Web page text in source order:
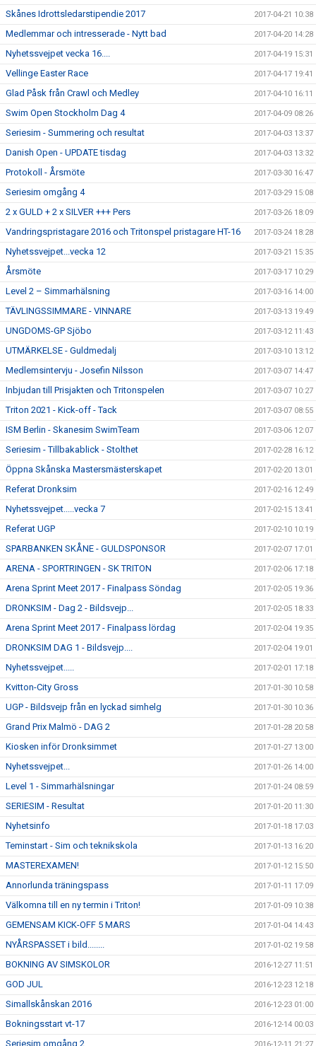
Skånes Idrottsledarstipendie 2017 2017-04-21 10:38
Medlemmar och intresserade - Nytt bad 2017-04-20 14:28
Nyhetssvejpet vecka 16.... 2017-04-19 15:31
Vellinge Easter Race 2017-04-17 19:41
Glad Påsk från Crawl och Medley 2017-04-10 16:11
Swim Open Stockholm Dag 4 2017-04-09 08:26
Seriesim - Summering och resultat 2017-04-03 13:37
Danish Open - UPDATE tisdag 2017-04-03 13:32
Protokoll - Årsmöte 2017-03-30 16:47
Seriesim omgång 4 2017-03-29 15:08
2 x GULD + 2 x SILVER +++ Pers 2017-03-26 18:09
Vandringspristagare 2016 och Tritonspel pristagare HT-16 2017-03-24 18:28
Nyhetssvejpet...vecka 12 2017-03-21 15:35
Årsmöte 2017-03-17 10:29
Level 2 – Simmarhälsning 2017-03-16 14:00
TÄVLINGSSIMMARE - VINNARE 2017-03-13 19:49
UNGDOMS-GP Sjöbo 2017-03-12 11:43
UTMÄRKELSE - Guldmedalj 2017-03-10 13:12
Medlemsintervju - Josefin Nilsson 2017-03-07 14:47
Inbjudan till Prisjakten och Tritonspelen 2017-03-07 10:27
Triton 2021 - Kick-off - Tack 2017-03-07 08:55
ISM Berlin - Skanesim SwimTeam 2017-03-06 12:07
Seriesim - Tillbakablick - Stolthet 2017-02-28 16:12
Öppna Skånska Mastersmästerskapet 2017-02-20 13:01
Referat Dronksim 2017-02-16 12:49
Nyhetssvejpet.....vecka 7 2017-02-15 13:41
Referat UGP 2017-02-10 10:19
SPARBANKEN SKÅNE - GULDSPONSOR 2017-02-07 17:01
ARENA - SPORTRINGEN - SK TRITON 2017-02-06 17:18
Arena Sprint Meet 2017 - Finalpass Söndag 2017-02-05 19:36
DRONKSIM - Dag 2 - Bildsvejp... 2017-02-05 18:33
Arena Sprint Meet 2017 - Finalpass lördag 2017-02-04 19:35
DRONKSIM DAG 1 - Bildsvejp.... 2017-02-04 19:01
Nyhetssvejpet..... 2017-02-01 17:18
Kvitton-City Gross 2017-01-30 10:58
UGP - Bildsvejp från en lyckad simhelg 2017-01-30 10:36
Grand Prix Malmö - DAG 2 2017-01-28 20:58
Kiosken inför Dronksimmet 2017-01-27 13:00
Nyhetssvejpet... 2017-01-26 14:00
Level 1 - Simmarhälsningar 2017-01-24 08:59
SERIESIM - Resultat 2017-01-20 11:30
Nyhetsinfo 2017-01-18 17:03
Teminstart - Sim och teknikskola 2017-01-13 16:20
MASTEREXAMEN! 2017-01-12 15:50
Annorlunda träningspass 2017-01-11 17:09
Välkomna till en ny termin i Triton! 2017-01-09 10:38
GEMENSAM KICK-OFF 5 MARS 2017-01-04 14:43
NYÅRSPASSET i bild........ 2017-01-02 19:58
BOKNING AV SIMSKOLOR 2016-12-27 11:51
GOD JUL 2016-12-23 12:18
Simallskånskan 2016 2016-12-23 01:00
Bokningsstart vt-17 2016-12-14 00:03
Seriesim omgång 2